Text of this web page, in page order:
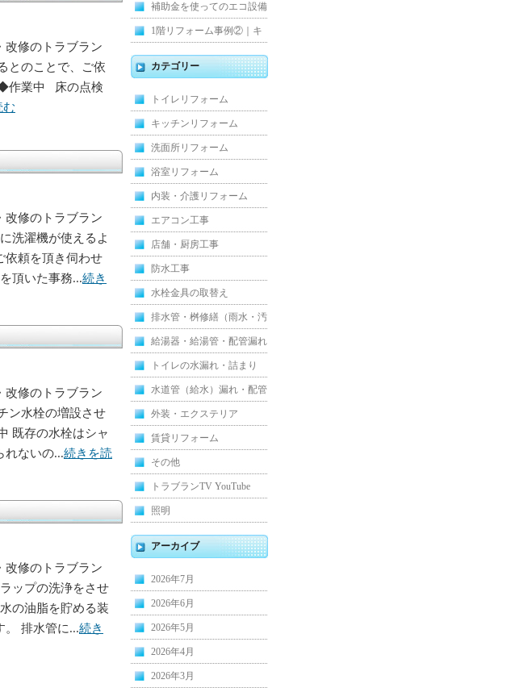
改修のトラブラン
とのことで、ご依
◆作業中 床の点検
む
改修のトラブラン
洗濯機が使えるよ
依頼を頂き伺わせ
頂いた事務...続き
改修のトラブラン
ン水栓の増設させ
既存の水栓はシャ
れないの...続きを読
改修のトラブラン
ップの洗浄をさせ
の油脂を貯める装
。 排水管に...続き
持｜施工事例
を解消！賃貸マンション防
水工事
補助金を使ってのエコ設備
住宅リフォーム
1階リフォーム事例②｜キ
ッチン・床・収納を一新
し、扉新設で動線を整えた
全面改修
カテゴリー
トイレリフォーム
キッチンリフォーム
洗面所リフォーム
浴室リフォーム
内装・介護リフォーム
エアコン工事
店舗・厨房工事
防水工事
水栓金具の取替え
排水管・桝修繕（雨水・汚
水）
給湯器・給湯管・配管漏れ
トイレの水漏れ・詰まり
水道管（給水）漏れ・配管
外装・エクステリア
賃貸リフォーム
その他
トラブランTV YouTube
照明
アーカイブ
2026年7月
2026年6月
2026年5月
2026年4月
2026年3月